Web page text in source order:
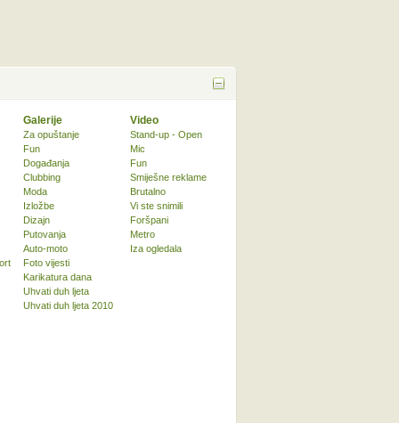
Galerije
Za opuštanje
Fun
Događanja
Clubbing
Moda
Izložbe
Dizajn
Putovanja
Auto-moto
Foto vijesti
Karikatura dana
Uhvati duh ljeta
Uhvati duh ljeta 2010
Video
Stand-up - Open
Mic
Fun
Smiješne reklame
Brutalno
Vi ste snimili
Foršpani
Metro
Iza ogledala